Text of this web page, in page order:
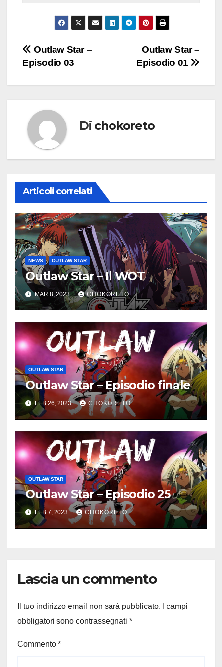
Navigazione
articoli
Outlaw Star –
Episodio 01
Outlaw Star –
Episodio 03
Di chokoreto
Articoli correlati
NEWS OUTLAW STAR
Outlaw Star – Il WOT
MAR 8, 2023 CHOKORETO
OUTLAW STAR
Outlaw Star – Episodio finale
FEB 26, 2023 CHOKORETO
OUTLAW STAR
Outlaw Star – Episodio 25
FEB 7, 2023 CHOKORETO
Lascia un commento
Il tuo indirizzo email non sarà pubblicato.
I campi
obbligatori sono contrassegnati *
Commento *